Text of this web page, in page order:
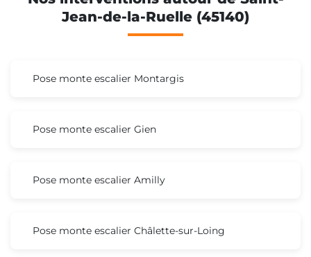
Jean-de-la-Ruelle (45140)
Pose monte escalier Montargis
Pose monte escalier Gien
Pose monte escalier Amilly
Pose monte escalier Châlette-sur-Loing